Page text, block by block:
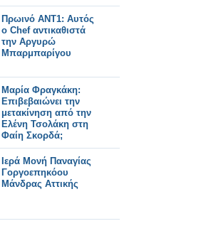
Πρωινό ΑΝΤ1: Αυτός
ο Chef αντικαθιστά
την Αργυρώ
Μπαρμπαρίγου
Μαρία Φραγκάκη:
Επιβεβαιώνει την
μετακίνηση από την
Ελένη Τσολάκη στη
Φαίη Σκορδά;
Ιερά Μονή Παναγίας
Γοργοεπηκόου
Μάνδρας Αττικής